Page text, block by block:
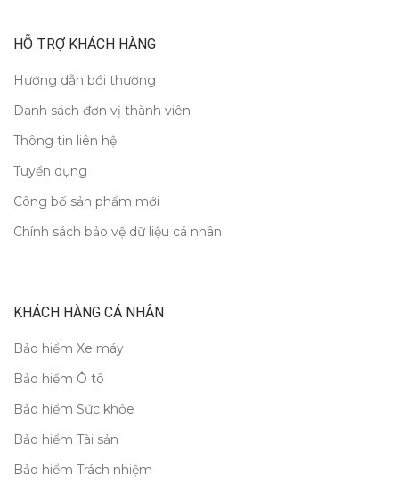
HỖ TRỢ KHÁCH HÀNG
Hướng dẫn bồi thường
Danh sách đơn vị thành viên
Thông tin liên hệ
Tuyển dụng
Công bố sản phẩm mới
Chính sách bảo vệ dữ liệu cá nhân
KHÁCH HÀNG CÁ NHÂN
Bảo hiểm Xe máy
Bảo hiểm Ô tô
Bảo hiểm Sức khỏe
Bảo hiểm Tài sản
Bảo hiểm Trách nhiệm